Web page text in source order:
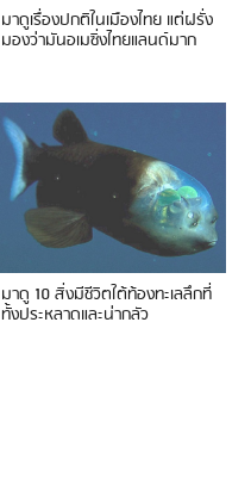
มาดูเรื่องปกติในเมืองไทย แต่ฝรั่ง
มองว่ามันอเมซิ่งไทยแลนด์มาก
มาดู 10 สิ่งมีชีวิตใต้ท้องทะเลลึกที่
ทั้งประหลาดและน่ากลัว